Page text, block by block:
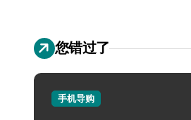
您错过了
手机导购